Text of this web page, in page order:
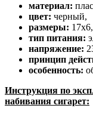
материал:
цвет: черный,
размеры:
тип питания:
напряжение:
принцип
особенность:
Инструкция по
набивания сигарет: